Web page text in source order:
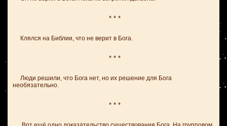
* * *
Клялся на Библии, что не верит в Бога.
* * *
Люди решили, что Бога нет, но их решение для Бога
необязательно.
* * *